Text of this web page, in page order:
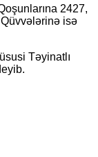
2427,
isə
Təyinatlı